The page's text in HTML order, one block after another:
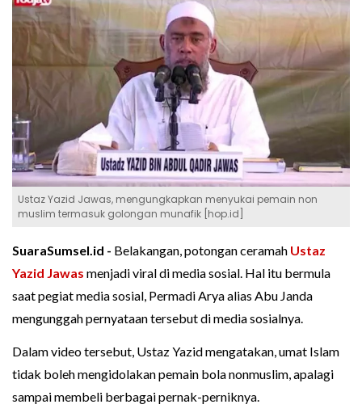
Ustaz Yazid Jawas, mengungkapkan menyukai pemain non
muslim termasuk golongan munafik [hop.id]
SuaraSumsel.id - Belakangan, potongan ceramah Ustaz
Yazid Jawas menjadi viral di media sosial. Hal itu bermula
saat pegiat media sosial, Permadi Arya alias Abu Janda
mengunggah pernyataan tersebut di media sosialnya.
Dalam video tersebut, Ustaz Yazid mengatakan, umat Islam
tidak boleh mengidolakan pemain bola nonmuslim, apalagi
sampai membeli berbagai pernak-perniknya.